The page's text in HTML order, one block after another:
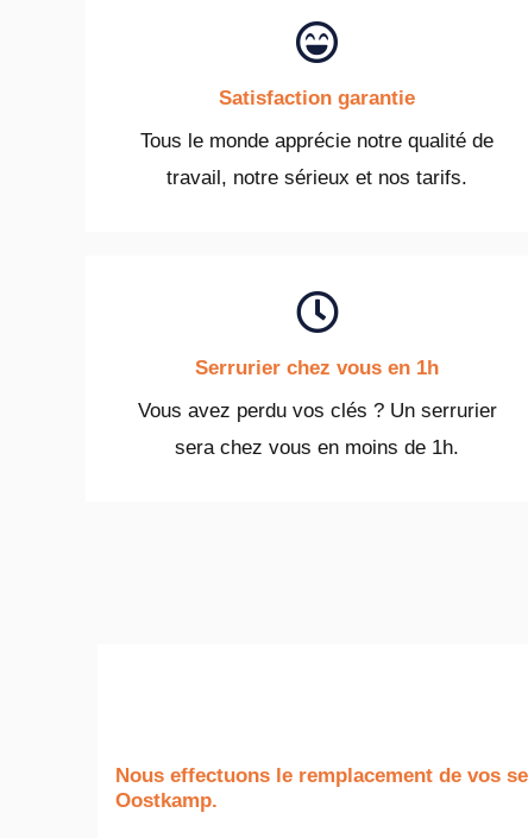
Satisfaction garantie
Tous le monde apprécie notre qualité de
travail, notre sérieux et nos tarifs.
Serrurier chez vous en 1h
Vous avez perdu vos clés ? Un serrurier
sera chez vous en moins de 1h.
Nous effectuons le remplacement de vos
Oostkamp.